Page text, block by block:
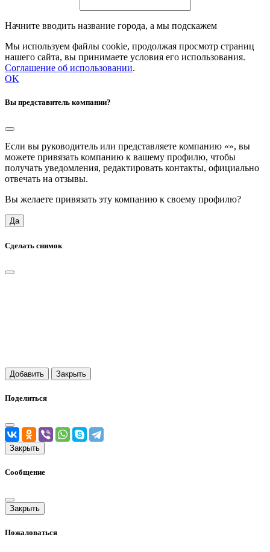
Начните вводить название города, а мы подскажем
Мы используем файлы cookie, продолжая просмотр страниц
нашего сайта, вы принимаете условия его использования.
Соглашение об использовании.
OK
Вы представитель компании?
Если вы руководитель или представляете компанию «», вы
можете привязать компанию к вашему профилю, чтобы
получать уведомления, редактировать контакты, официально
отвечать на отзывы.
Вы желаете привязать эту компанию к своему профилю?
Да
Сделать снимок
Добавить Закрыть
Поделиться
Закрыть
Сообщение
Закрыть
Пожаловаться